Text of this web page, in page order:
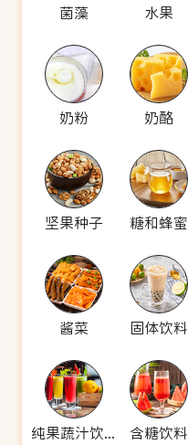
菌藻 水果
奶粉 奶酪
坚果种子 糖和蜂蜜
酱菜 固体饮料
纯果蔬汁饮料 含糖饮料